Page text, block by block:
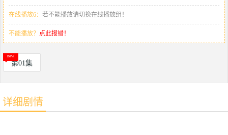
在线播放6： 若不能播放请切换在线播放组！
不能播放？ 点此报错！
第01集
详细剧情